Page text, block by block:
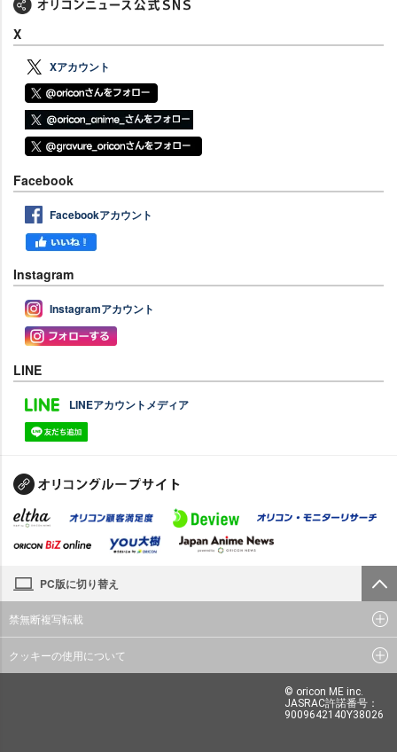
X
Xアカウント
Facebook
Facebookアカウント
Instagram
Instagramアカウント
LINE
LINEアカウントメディア
PC版に切り替え
禁無断複写転載
クッキーの使用について
© oricon ME inc.
JASRAC許諾番号：
9009642140Y38026